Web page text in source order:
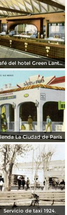
Café del hotel Green Lantern Inn
La Ciudad de París
Servicio de taxi 1924.